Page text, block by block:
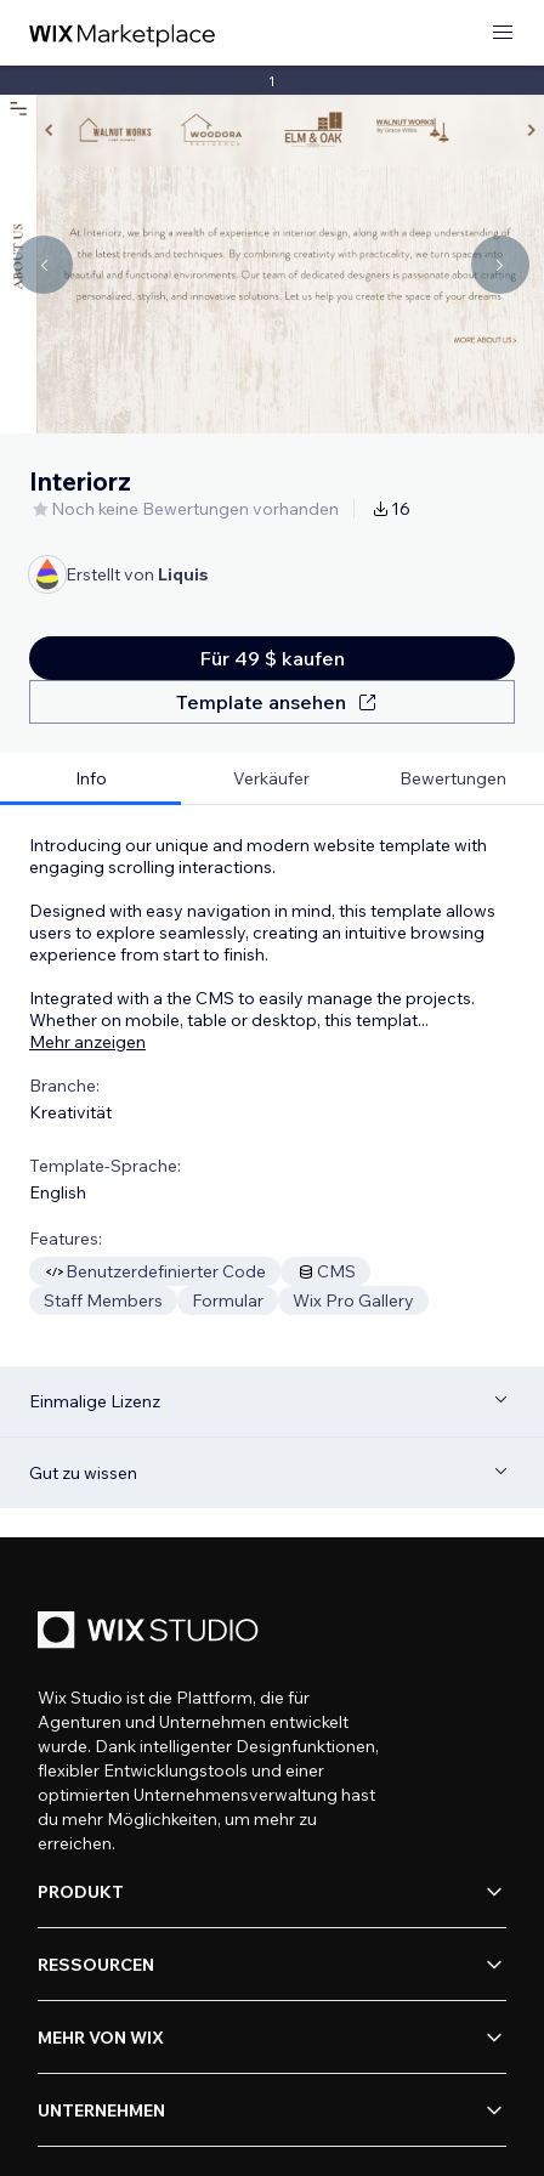
1
Interiorz
Noch keine Bewertungen vorhanden 16
Erstellt von Liquis
Für 49 $ kaufen
Template ansehen
Info Verkäufer Bewertungen
Introducing our unique and modern website template with
engaging scrolling interactions.
Designed with easy navigation in mind, this template allows
users to explore seamlessly, creating an intuitive browsing
experience from start to finish.
Integrated with a the CMS to easily manage the projects.
Whether on mobile, table or desktop, this templat...
Mehr anzeigen
Branche:
Kreativität
Template-Sprache:
English
Features:
Benutzerdefinierter Code
CMS
Staff Members
Formular Wix Pro Gallery
Einmalige Lizenz
Gut zu wissen
Wix Studio ist die Plattform, die für
Agenturen und Unternehmen entwickelt
wurde. Dank intelligenter Designfunktionen,
flexibler Entwicklungstools und einer
optimierten Unternehmensverwaltung hast
du mehr Möglichkeiten, um mehr zu
erreichen.
PRODUKT
RESSOURCEN
MEHR VON WIX
UNTERNEHMEN